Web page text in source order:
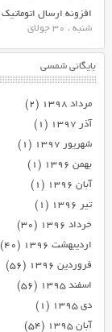
افزونه ارسال
شنبه ، 30 جولای
بایگانی شمسی
مرداد ۱۳۹۸
(۲)
آذر ۱۳۹۷
(۱)
شهریور ۱۳۹۷
(۱)
بهمن ۱۳۹۶
(۱)
آبان ۱۳۹۶
(۱)
تیر ۱۳۹۶
(۱)
خرداد ۱۳۹۶
(۳۰)
اردیبهشت ۱۳۹۶
(۴۰)
فروردین ۱۳۹۶
(۵۶)
اسفند ۱۳۹۵
(۵۶)
دی ۱۳۹۵
(۱)
آبان ۱۳۹۵
(۵۴)